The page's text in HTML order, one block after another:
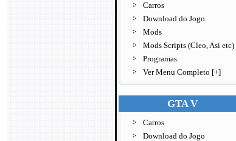
Carros
Download do Jogo
Mods
Mods Scripts (Cleo, Asi etc)
Programas
Ver Menu Completo [+]
GTA V
Carros
Download do Jogo